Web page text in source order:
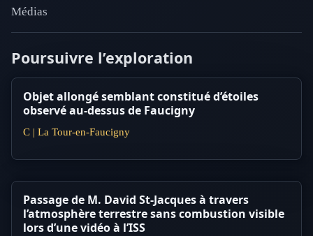
Médias
Poursuivre l’exploration
Objet allongé semblant constitué d’étoiles
observé au-dessus de Faucigny
C | La Tour-en-Faucigny
Passage de M. David St-Jacques à travers
l’atmosphère terrestre sans combustion visible
lors d’une vidéo à l’ISS